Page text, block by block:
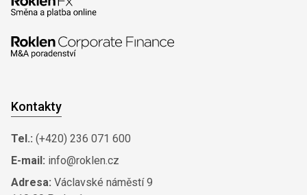
Kontakty
Tel.: (+420) 236 071 600
E-mail: info@roklen.cz
Adresa: Václavské náměstí 9